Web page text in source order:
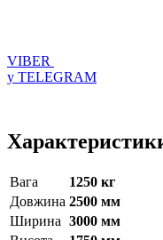
VIBER
у TELEGRAM
Вага
1250 кг
Довжина 2500 мм
Ширина 3000 мм